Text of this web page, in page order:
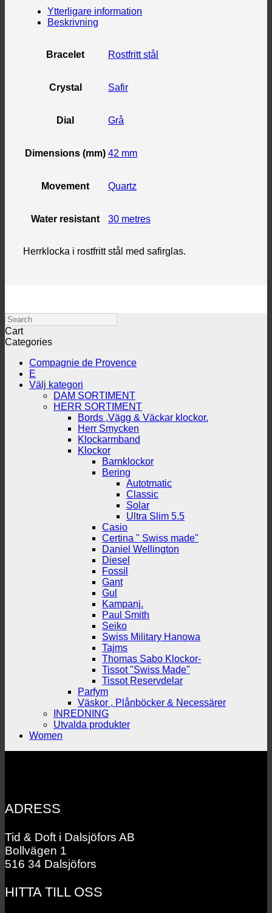
Ytterligare information
Beskrivning
Bracelet Rostfritt stål
Crystal Safir
Dial Grå
Dimensions (mm) 42 mm
Movement Quartz
Water resistant 30 metres
Herrklocka i rostfritt stål med safirglas.
Search
Cart
Categories
Compagnie de Provence
E
Välj kategori
DAM SORTIMENT
HERR SORTIMENT
Bords ,Vägg & Väckar klockor.
Herr Smycken
Klockarmband
Klockor
Barnklockor
Bering
Autotmatic
Classic
Solar
Ultra Slim 5.5
Casio
Certina " Swiss made"
Daniel Wellington
Diesel
Fossil
Gant
Gul
Kampanj.
Paul Smith
Seiko
Swiss Military Hanowa
Tajms
Thomas Sabo Klockor-
Tissot "Swiss Made"
Tissot Reservdelar
Parfym
Väskor , Plånböcker & Necessärer
INREDNING
Utvalda produkter
Women
ADRESS
Tid & Doft i Dalsjöfors AB
Bollvägen 1
516 34 Dalsjöfors
HITTA TILL OSS